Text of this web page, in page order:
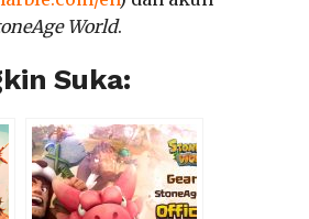
World.
Suka: